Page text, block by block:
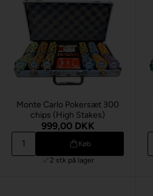
Monte Carlo Pokersæt 300
chips (High Stakes)
999,00 DKK
Køb
2 stk på lager